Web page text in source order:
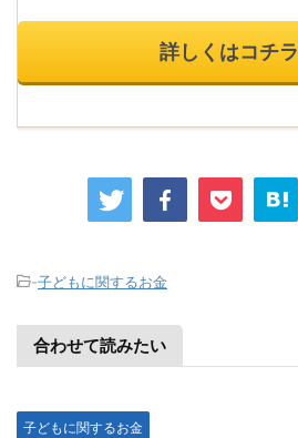
詳しくはコチラ
-子どもに関するお金
合わせて読みたい
子どもに関するお金